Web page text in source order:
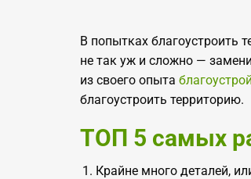
В попытках благоустроить
не так уж и сложно —
из своего опыта
благоустроить территорию.
ТОП 5 самых
Крайне много деталей,